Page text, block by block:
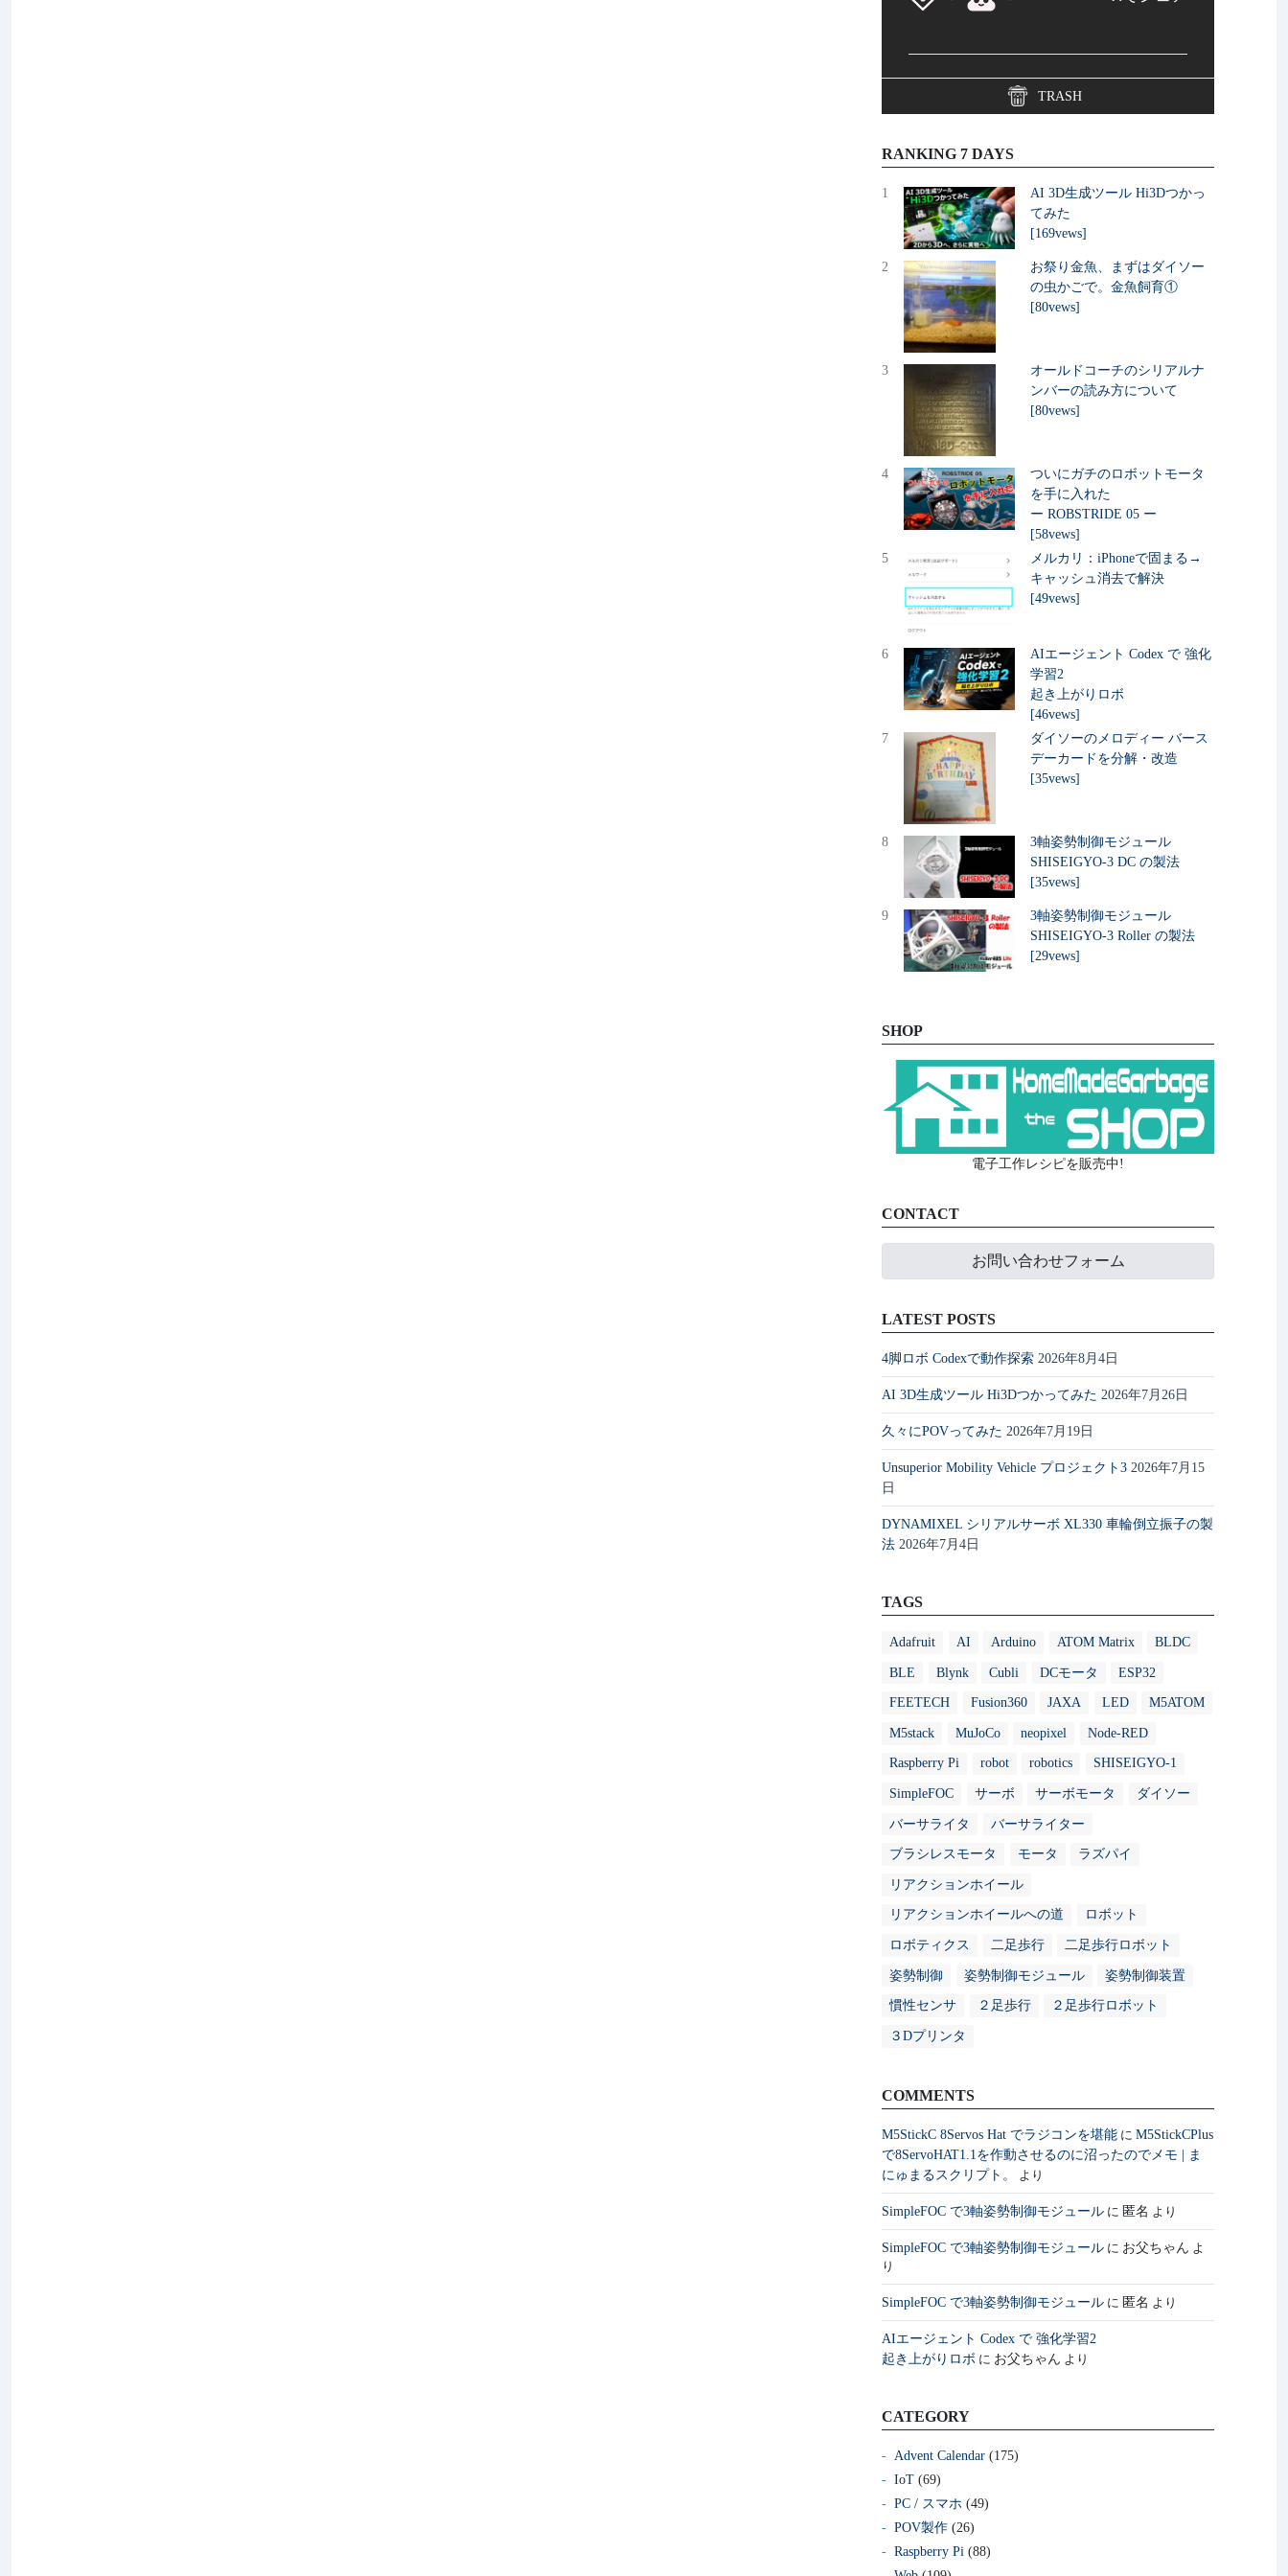
TRASH
RANKING 7 DAYS
1
AI 3D生成ツール Hi3Dつかっ
てみた
[169vews]
2
お祭り金魚、まずはダイソー
の虫かごで。金魚飼育①
[80vews]
3
オールドコーチのシリアルナ
ンバーの読み方について
[80vews]
4
ついにガチのロボットモータ
を手に入れた
ー ROBSTRIDE 05 ー
[58vews]
5
メルカリ：iPhoneで固まる→
キャッシュ消去で解決
[49vews]
6
AIエージェント Codex で 強化
学習2
起き上がりロボ
[46vews]
7
ダイソーのメロディー バース
デーカードを分解・改造
[35vews]
8
3軸姿勢制御モジュール
SHISEIGYO-3 DC の製法
[35vews]
9
3軸姿勢制御モジュール
SHISEIGYO-3 Roller の製法
[29vews]
SHOP
電子工作レシピを販売中!
CONTACT
お問い合わせフォーム
LATEST POSTS
4脚ロボ Codexで動作探索 2026年8月4日
AI 3D生成ツール Hi3Dつかってみた 2026年7月26日
久々にPOVってみた 2026年7月19日
Unsuperior Mobility Vehicle プロジェクト3 2026年7月15
日
DYNAMIXEL シリアルサーボ XL330 車輪倒立振子の製
法 2026年7月4日
TAGS
Adafruit AI Arduino ATOM Matrix BLDC
BLE Blynk Cubli DCモータ ESP32
FEETECH Fusion360 JAXA LED M5ATOM
M5stack MuJoCo neopixel Node-RED
Raspberry Pi robot robotics SHISEIGYO-1
SimpleFOC サーボ サーボモータ ダイソー
バーサライタ バーサライター
ブラシレスモータ モータ ラズパイ
リアクションホイール
リアクションホイールへの道 ロボット
ロボティクス 二足歩行 二足歩行ロボット
姿勢制御 姿勢制御モジュール 姿勢制御装置
慣性センサ ２足歩行 ２足歩行ロボット
３Dプリンタ
COMMENTS
M5StickC 8Servos Hat でラジコンを堪能 に M5StickCPlus
で8ServoHAT1.1を作動させるのに沼ったのでメモ | ま
にゅまるスクリプト。
より
SimpleFOC で3軸姿勢制御モジュール に 匿名 より
SimpleFOC で3軸姿勢制御モジュール に お父ちゃん よ
り
SimpleFOC で3軸姿勢制御モジュール に 匿名 より
AIエージェント Codex で 強化学習2
起き上がりロボ に お父ちゃん より
CATEGORY
Advent Calendar (175)
IoT (69)
PC / スマホ (49)
POV製作 (26)
Raspberry Pi (88)